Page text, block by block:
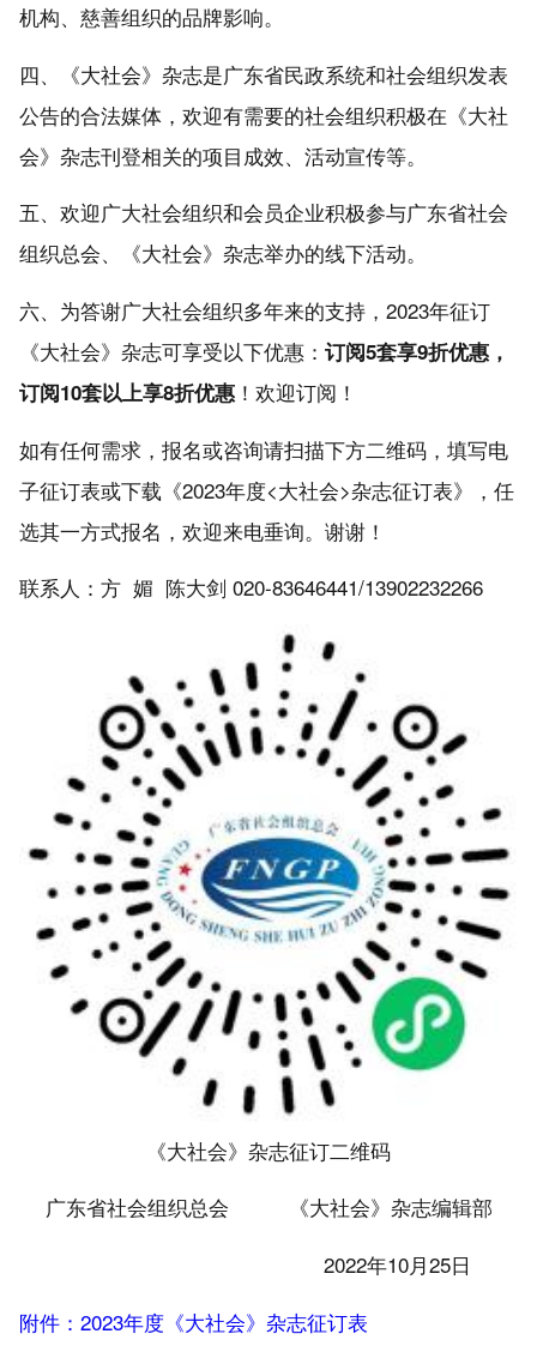
机构、慈善组织的品牌影响。
四、《大社会》杂志是广东省民政系统和社会组织发表
公告的合法媒体，欢迎有需要的社会组织积极在《大社
会》杂志刊登相关的项目成效、活动宣传等。
五、欢迎广大社会组织和会员企业积极参与广东省社会
组织总会、《大社会》杂志举办的线下活动。
六、为答谢广大社会组织多年来的支持，2023年征订
《大社会》杂志可享受以下优惠： 订阅5套享9折优惠，
订阅10套以上享8折优惠 ！欢迎订阅！
如有任何需求，报名或咨询请扫描下方二维码，填写电
子征订表或下载《2023年度<大社会>杂志征订表》，任
选其一方式报名，欢迎来电垂询。谢谢！
联系人：方 媚 陈大剑 020-83646441/13902232266
《大社会》杂志征订二维码
广东省社会组织总会 《大社会》杂志编辑部
2022年10月25日
附件：2023年度《大社会》杂志征订表